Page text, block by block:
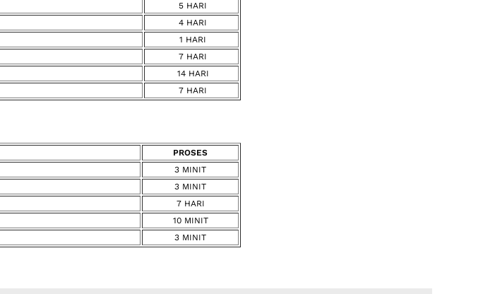
5 HARI
4 HARI
1 HARI
7 HARI
14 HARI
7 HARI
PROSES
3 MINIT
3 MINIT
7 HARI
10 MINIT
3 MINIT